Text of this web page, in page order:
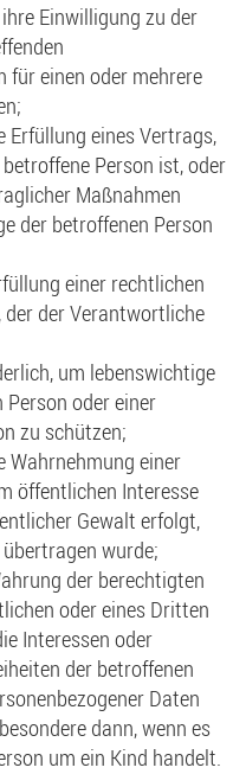
Einwilligung zu der
für einen oder mehrere
eines Vertrags,
Person ist, oder
Maßnahmen
der betroffenen Person
einer rechtlichen
der Verantwortliche
um lebenswichtige
oder einer
zu schützen;
Wahrnehmung einer
öffentlichen Interesse
Gewalt erfolgt,
wurde;
der berechtigten
oder eines Dritten
Interessen oder
der betroffenen
Daten
dann, wenn es
um ein Kind handelt.